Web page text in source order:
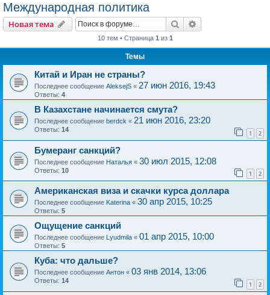
Международная политика
Новая тема Поиск
10 тем • Страница 1 из 1
Темы
Китай и Иран не страны?
Последнее сообщение AleksejS « 27 июн 2016, 19:43
Ответы: 4
В Казахстане начинается смута?
Последнее сообщение berdck « 21 июн 2016, 23:20
Ответы: 14 1 2
Бумеранг санкций?
Последнее сообщение Наталья « 30 июл 2015, 12:08
Ответы: 10 1 2
Американская виза и скачки курса доллара
Последнее сообщение Katerina « 30 апр 2015, 10:25
Ответы: 5
Ощущение санкций
Последнее сообщение Lyudmila « 01 апр 2015, 10:00
Ответы: 5
Куба: что дальше?
Последнее сообщение Антон « 03 янв 2014, 13:06
Ответы: 14 1 2